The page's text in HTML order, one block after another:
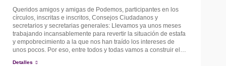
Queridos amigos y amigas de Podemos, participantes en los
círculos, inscritas e inscritos, Consejos Ciudadanos y
secretarios y secretarias generales: Llevamos ya unos meses
trabajando incansablemente para revertir la situación de estafa
y empobrecimiento a la que nos han traído los intereses de
unos pocos. Por eso, entre todos y todas vamos a construir el…
Detalles